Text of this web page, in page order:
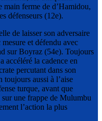
main ferme de d’Hamidou,
défenseurs (12e).
de laisser son adversaire
et défendu avec
sur Boyraz (54e). Toujours
accéléré la cadence en
percutant dans son
toujours aussi à l’aise
turque, avant que
une frappe de Mulumbu
l’action la plus